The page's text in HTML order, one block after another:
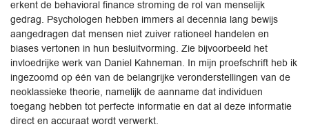
erkent de behavioral finance stroming de rol van menselijk
gedrag. Psychologen hebben immers al decennia lang bewijs
aangedragen dat mensen niet zuiver rationeel handelen en
biases vertonen in hun besluitvorming. Zie bijvoorbeeld het
invloedrijke werk van Daniel Kahneman. In mijn proefschrift heb ik
ingezoomd op één van de belangrijke veronderstellingen van de
neoklassieke theorie, namelijk de aanname dat individuen
toegang hebben tot perfecte informatie en dat al deze informatie
direct en accuraat wordt verwerkt.